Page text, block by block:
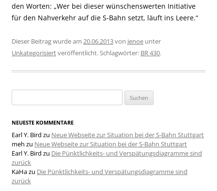
den Worten: „Wer bei dieser wünschenswerten Initiative
für den Nahverkehr auf die S-Bahn setzt, läuft ins Leere.“
Dieser Beitrag wurde am 20.06.2013von jenoe unter
Unkategorisiertveröffentlicht. Schlagwörter: BR 430.
nach:
NEUESTE KOMMENTARE
Earl Y. Bird zu Neue Webseite zur Situation bei der S-Bahn Stuttgart
meh zu Neue Webseite zur Situation bei der S-Bahn Stuttgart
Earl Y. Bird zu Die Pünktlichkeits- und Verspätungsdiagramme sind
zurück
KaHazu Die Pünktlichkeits- und Verspätungsdiagramme sind
zurück